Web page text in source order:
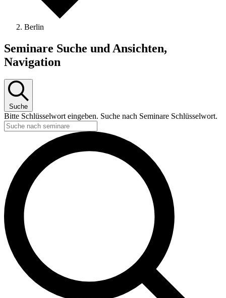
Berlin
Seminare
Seminare Suche und Ansichten,
Navigation
Suche
Bitte Schlüsselwort eingeben. Suche nach Seminare Schlüsselwort.